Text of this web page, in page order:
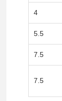
4
5.5
7.5
7.5